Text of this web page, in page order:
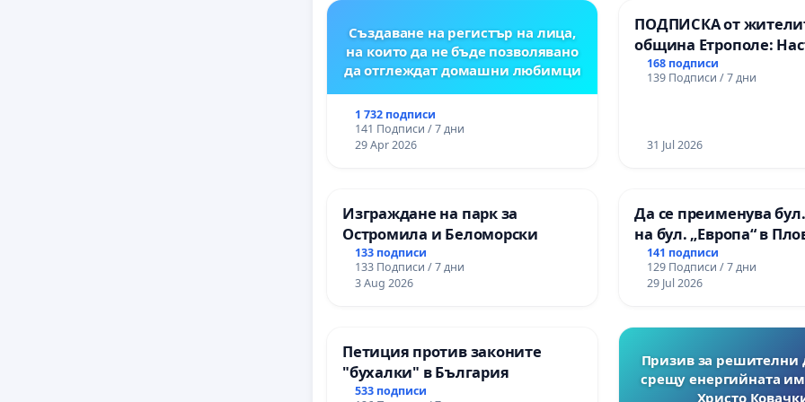
Създаване на регистър на лица,
на които да не бъде позволявано
да отглеждат домашни любимци
1 732 подписи
141 Подписи / 7 дни
29 Apr 2026
ПОДПИСКА от
община Етрополе:
за ясни гаранции от
МЕД” АД и от
168 подписи
139 Подписи / 7 дни
31 Jul 2026
Изграждане на парк за
Остромила и Беломорски
133 подписи
133 Подписи / 7 дни
3 Aug 2026
Да се преименува бул.
на бул. „Европа“ в
141 подписи
129 Подписи / 7 дни
29 Jul 2026
Петиция против законите
"бухалки" в България
533 подписи
Призив за решителни
срещу енергийната
Христо